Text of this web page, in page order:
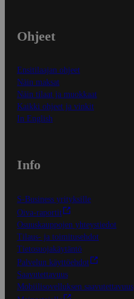
Ohjeet
Ensitilaajan ohjeet
Näin maksat
Näin tilaat ja muokkaat
Kaikki ohjeet ja vinkit
In English
Info
S-Business yrityksille
Oiva-raportit
Osuuskauppojen yhteystiedot
Tilaus- ja toimitusehdot
Tietosuojakäytäntö
Palvelun käyttöehdot
Saavutettavuus
Mobiilisovelluksen saavutettavuus